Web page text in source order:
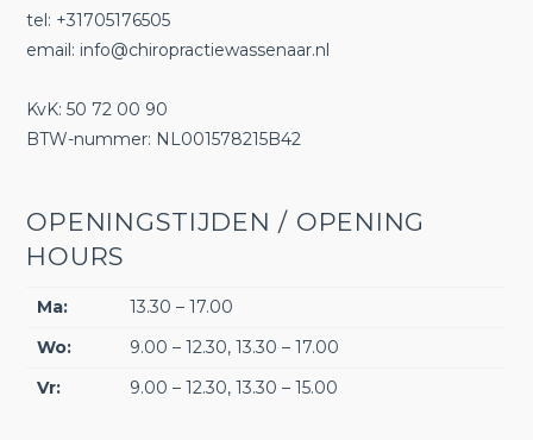
tel: +31705176505
email: info@chiropractiewassenaar.nl
KvK: 50 72 00 90
BTW-nummer: NL001578215B42
OPENINGSTIJDEN / OPENING
HOURS
Ma:
13.30 – 17.00
Wo:
9.00 – 12.30, 13.30 – 17.00
Vr:
9.00 – 12.30, 13.30 – 15.00